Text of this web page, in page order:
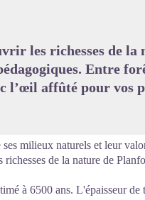
les richesses de la
Entre
l’œil affûté pour vos
milieux naturels et leur
de la nature de
à 6500 ans. L'épaisseur de